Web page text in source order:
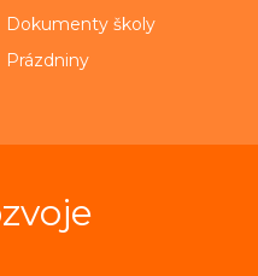
Dokumenty školy
Prázdniny